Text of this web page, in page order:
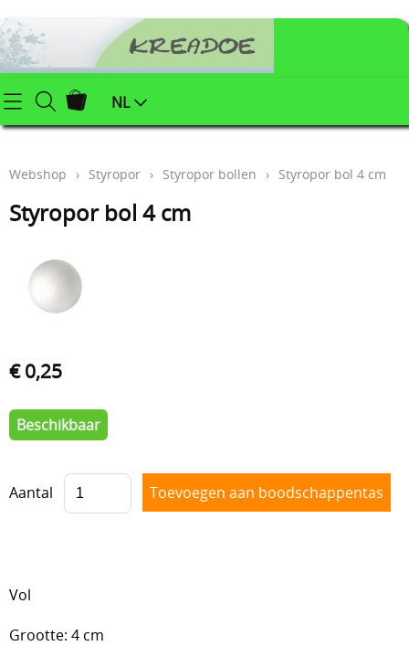
Startpagina
Klei (keramiek) benodigdheden
Afgewerkte juwelen
Kerstartikelen
Juwelenonderdelen
Styropor
Schildersbenodigdheden
Lijmen
Uitverkoop
Mijn account
Blog
NL
Webshop › Styropor › Styropor bollen › Styropor bol 4 cm
Styropor bol 4 cm
€ 0,25
Beschikbaar
Aantal
Vol
Grootte: 4 cm